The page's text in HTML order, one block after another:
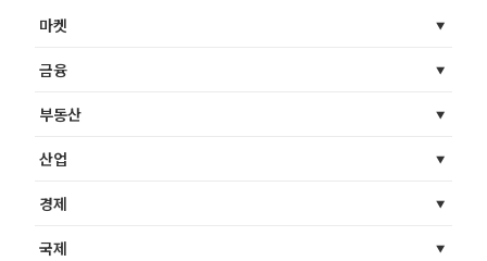
마켓
금융
부동산
산업
경제
국제